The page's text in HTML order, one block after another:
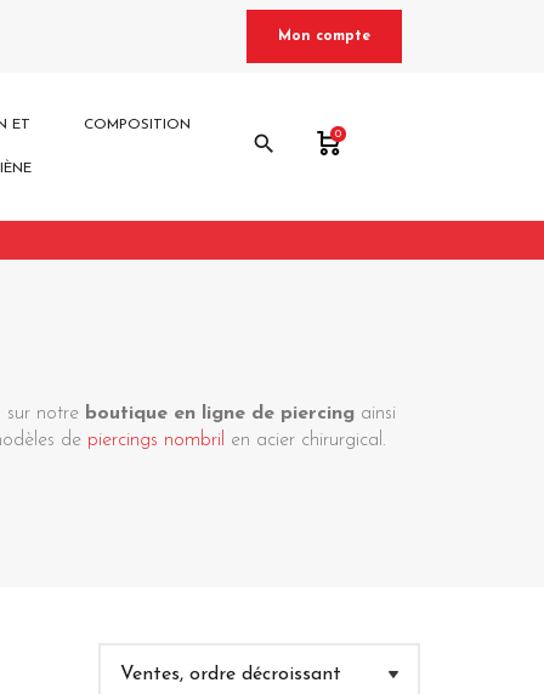
Mon compte
ET COMPOSITION
search 0
sur notre boutique en ligne de piercing ainsi
de piercings nombril en acier chirurgical.